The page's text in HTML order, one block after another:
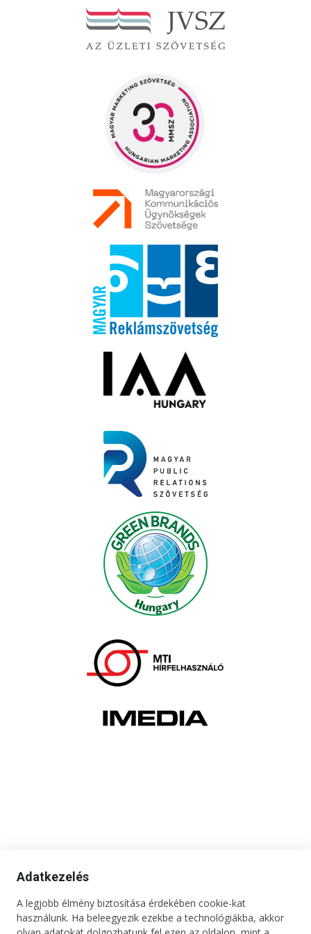
Adatkezelés
A legjobb élmény biztosítása érdekében cookie-kat
használunk. Ha beleegyezik ezekbe a technológiákba, akkor